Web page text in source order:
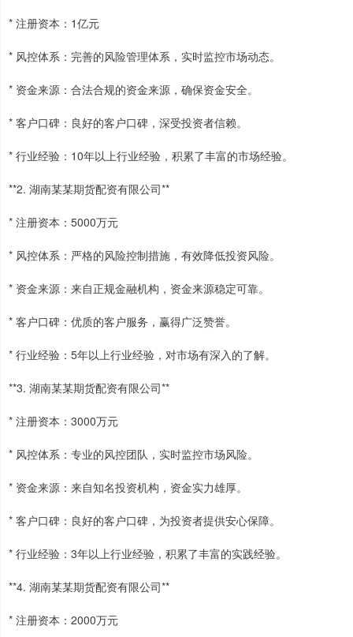
* 注册资本：1亿元
* 风控体系：完善的风险管理体系，实时监控市场动态。
* 资金来源：合法合规的资金来源，确保资金安全。
* 客户口碑：良好的客户口碑，深受投资者信赖。
* 行业经验：10年以上行业经验，积累了丰富的市场经验。
**2. 湖南某某期货配资有限公司**
* 注册资本：5000万元
* 风控体系：严格的风险控制措施，有效降低投资风险。
* 资金来源：来自正规金融机构，资金来源稳定可靠。
* 客户口碑：优质的客户服务，赢得广泛赞誉。
* 行业经验：5年以上行业经验，对市场有深入的了解。
**3. 湖南某某期货配资有限公司**
* 注册资本：3000万元
* 风控体系：专业的风控团队，实时监控市场风险。
* 资金来源：来自知名投资机构，资金实力雄厚。
* 客户口碑：良好的客户口碑，为投资者提供安心保障。
* 行业经验：3年以上行业经验，积累了丰富的实践经验。
**4. 湖南某某期货配资有限公司**
* 注册资本：2000万元